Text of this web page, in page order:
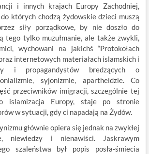
i innych krajach Europy Zachodniej,
których chodzą żydowskie dzieci muszą
siły porządkowe, by nie doszło do
tego tylko muzułmanie, ale także zwykli,
wychowani na jakichś “Protokołach
internetowych materiałach islamskich i
i propagandystów bredzących o
syjonizmie, apartheidzie. Co
przeciwników imigracji, szczególnie tej
islamizacja Europy, staje po stronie
w sytuacji, gdy ci napadają na Żydów.
głównie opiera się jednak na zwykłej
niewiedzy i nienawiści. Jaskrawym
szaleństwa był popis posła-śmiecia